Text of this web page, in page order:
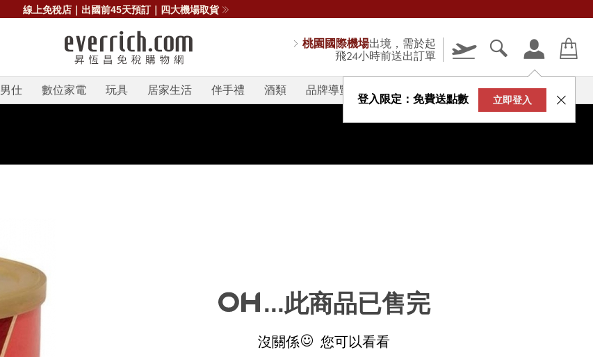
線上免稅店｜出國前45天預訂｜四大機場取貨
桃園國際機場出境，需於起
飛24小時前送出訂單
登入限定：免費送點數 立即登入
男仕 數位家電 玩具 居家生活 伴手禮 酒類 品牌導覽 V-STORY
...此商品已售完
沒關係
您可以看看